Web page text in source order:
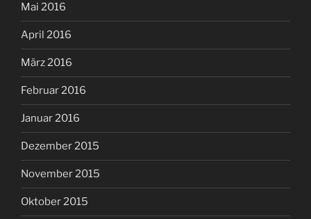
Mai 2016
April 2016
März 2016
Februar 2016
Januar 2016
Dezember 2015
November 2015
Oktober 2015